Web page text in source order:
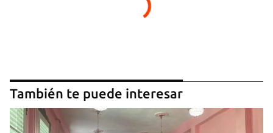
También te puede interesar